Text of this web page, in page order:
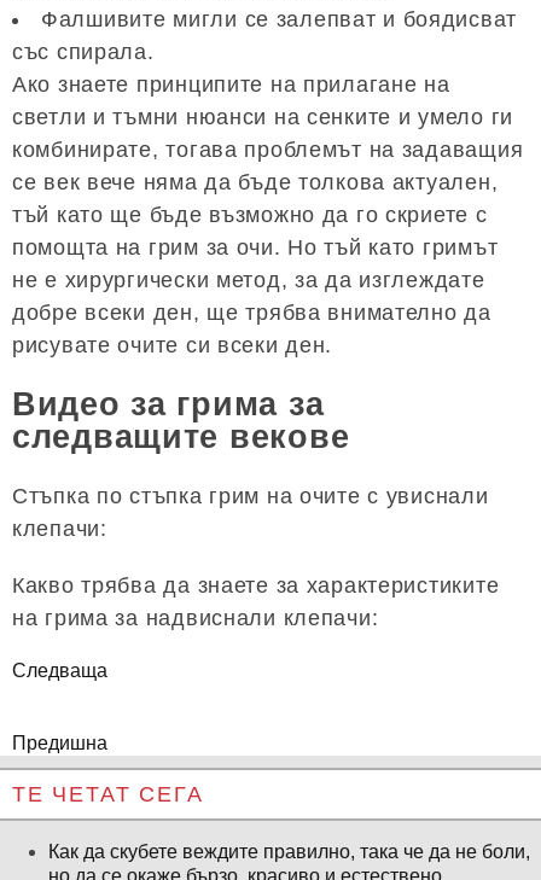
Фалшивите мигли се залепват и боядисват
със спирала.
Ако знаете принципите на прилагане на
светли и тъмни нюанси на сенките и умело ги
комбинирате, тогава проблемът на задаващия
се век вече няма да бъде толкова актуален,
тъй като ще бъде възможно да го скриете с
помощта на грим за очи. Но тъй като гримът
не е хирургически метод, за да изглеждате
добре всеки ден, ще трябва внимателно да
рисувате очите си всеки ден.
Видео за грима за
следващите векове
Стъпка по стъпка грим на очите с увиснали
клепачи:
Какво трябва да знаете за характеристиките
на грима за надвиснали клепачи:
Следваща
Предишна
ТЕ ЧЕТАТ СЕГА
Как да скубете веждите правилно, така че да не боли,